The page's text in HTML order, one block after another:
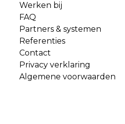
Werken bij
FAQ
Partners & systemen
Referenties
Contact
Privacy verklaring
Algemene voorwaarden